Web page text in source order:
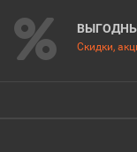
Скидки,